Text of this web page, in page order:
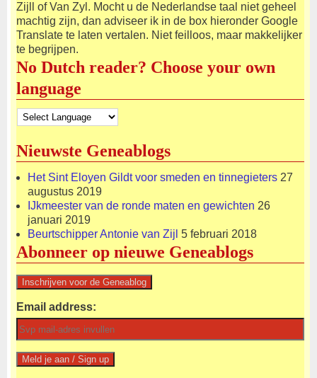
Zijll of Van Zyl. Mocht u de Nederlandse taal niet geheel
machtig zijn, dan adviseer ik in de box hieronder Google
Translate te laten vertalen. Niet feilloos, maar makkelijker
te begrijpen.
No Dutch reader? Choose your own
language
Nieuwste Geneablogs
Het Sint Eloyen Gildt voor smeden en tinnegieters 27
augustus 2019
IJkmeester van de ronde maten en gewichten 26
januari 2019
Beurtschipper Antonie van Zijl 5 februari 2018
Abonneer op nieuwe Geneablogs
Email address: